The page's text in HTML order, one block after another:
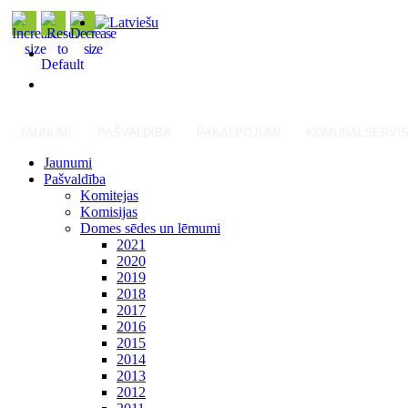
Jaunumi
Pašvaldība
Komitejas
Komisijas
Domes sēdes un lēmumi
2021
2020
2019
2018
2017
2016
2015
2014
2013
2012